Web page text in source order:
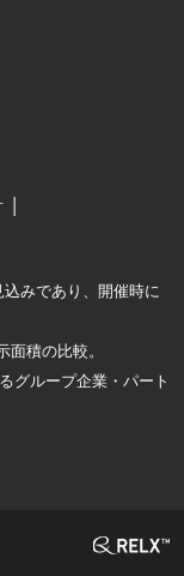
みであり、開催時に
積の比較。
グループ企業・パート